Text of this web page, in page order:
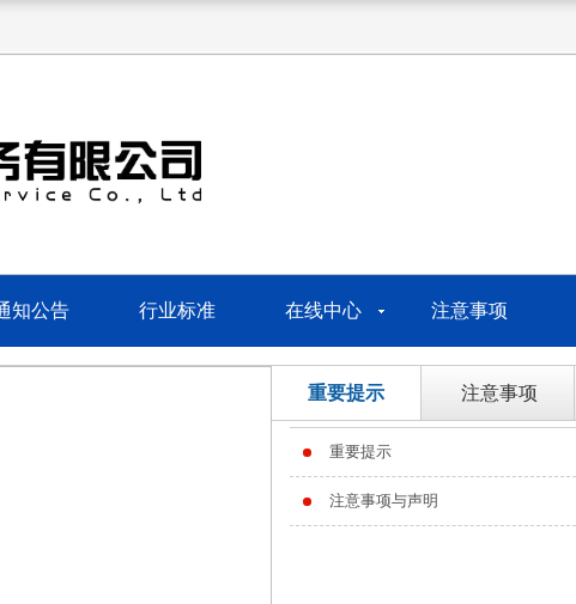
知公告 行业标准 在线中心 注意事项
重要提示 注意事项
重要提示
注意事项与声明